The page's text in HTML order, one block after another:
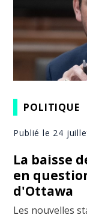
POLITIQUE
Publié le 24
La baisse
en
d'Ottawa
Les nouvelles